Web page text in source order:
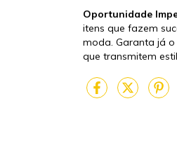
Oportunidade
itens que fazem
moda. Garanta já o
que transmitem